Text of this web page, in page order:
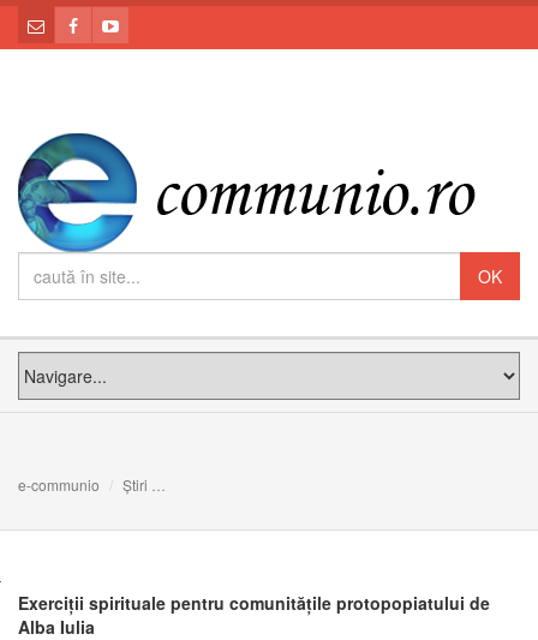
e-communio Știri
Exerciții spirituale pentru comunitățile protopopiatului de
Alba Iulia